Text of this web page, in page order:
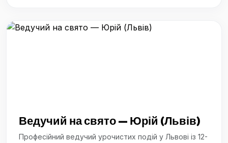
Ведучий на свято — Юрій (Львів)
Професійний ведучий урочистих подій у Львові із 12-